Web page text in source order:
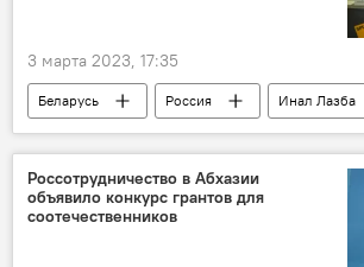
3 марта 2023, 17:35
Беларусь Россия
Инал Лазба
Политика
МИД Абхазии
Абхазия
Россотрудничество в Абхазии
объявило конкурс грантов для
соотечественников